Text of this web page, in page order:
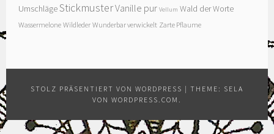
UmschlägeStickmusterVanille pur Vellum Wald der Worte
Wassermelone Wildleder Wunderbar verwickelt Zarte Pflaume
STOLZ PRÄSENTIERT VON WORDPRESS | THEME: SELA
VON WORDPRESS.COM .